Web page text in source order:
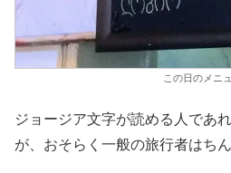
この日のメニ
ジョージア文字が読める人であ
が、おそらく一般の旅行者はち